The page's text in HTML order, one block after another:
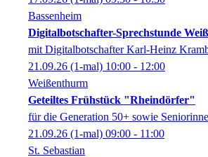
Bassenheim
Digitalbotschafter-Sprechstunde
mit Digitalbotschafter Karl-Heinz
21.09.26 (1-mal) 10:00 - 12:00
Weißenthurm
Geteiltes Frühstück "Rheindörfer"
für die Generation 50+ sowie
21.09.26 (1-mal) 09:00 - 11:00
St. Sebastian